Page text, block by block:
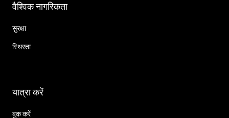
वैश्विक नागरिकता
सुरक्षा
स्थिरता
यात्रा करें
बुक करें